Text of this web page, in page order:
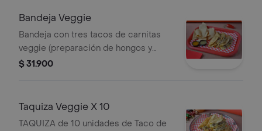
Bandeja Veggie
Bandeja con tres tacos de carnitas
veggie (preparación de hongos y
vegetales salteados), queso
$ 31.900
Taquiza Veggie X 10
TAQUIZA de 10 unidades de Taco de